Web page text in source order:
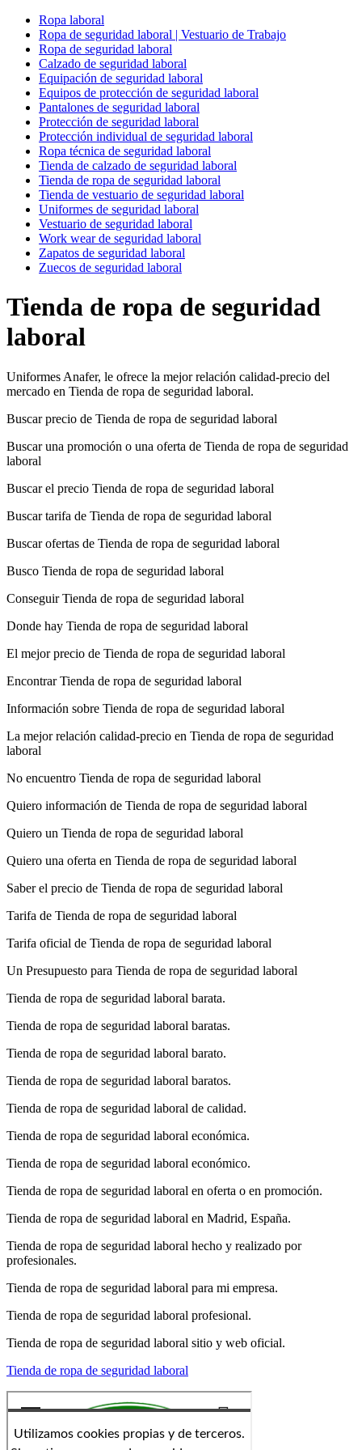
Ropa laboral
Ropa de seguridad laboral | Vestuario de Trabajo
Ropa de seguridad laboral
Calzado de seguridad laboral
Equipación de seguridad laboral
Equipos de protección de seguridad laboral
Pantalones de seguridad laboral
Protección de seguridad laboral
Protección individual de seguridad laboral
Ropa técnica de seguridad laboral
Tienda de calzado de seguridad laboral
Tienda de ropa de seguridad laboral
Tienda de vestuario de seguridad laboral
Uniformes de seguridad laboral
Vestuario de seguridad laboral
Work wear de seguridad laboral
Zapatos de seguridad laboral
Zuecos de seguridad laboral
Tienda de ropa de seguridad
laboral
Uniformes Anafer, le ofrece la mejor relación calidad-precio del
mercado en Tienda de ropa de seguridad laboral.
Buscar precio de Tienda de ropa de seguridad laboral
Buscar una promoción o una oferta de Tienda de ropa de seguridad
laboral
Buscar el precio Tienda de ropa de seguridad laboral
Buscar tarifa de Tienda de ropa de seguridad laboral
Buscar ofertas de Tienda de ropa de seguridad laboral
Busco Tienda de ropa de seguridad laboral
Conseguir Tienda de ropa de seguridad laboral
Donde hay Tienda de ropa de seguridad laboral
El mejor precio de Tienda de ropa de seguridad laboral
Encontrar Tienda de ropa de seguridad laboral
Información sobre Tienda de ropa de seguridad laboral
La mejor relación calidad-precio en Tienda de ropa de seguridad
laboral
No encuentro Tienda de ropa de seguridad laboral
Quiero información de Tienda de ropa de seguridad laboral
Quiero un Tienda de ropa de seguridad laboral
Quiero una oferta en Tienda de ropa de seguridad laboral
Saber el precio de Tienda de ropa de seguridad laboral
Tarifa de Tienda de ropa de seguridad laboral
Tarifa oficial de Tienda de ropa de seguridad laboral
Un Presupuesto para Tienda de ropa de seguridad laboral
Tienda de ropa de seguridad laboral barata.
Tienda de ropa de seguridad laboral baratas.
Tienda de ropa de seguridad laboral barato.
Tienda de ropa de seguridad laboral baratos.
Tienda de ropa de seguridad laboral de calidad.
Tienda de ropa de seguridad laboral económica.
Tienda de ropa de seguridad laboral económico.
Tienda de ropa de seguridad laboral en oferta o en promoción.
Tienda de ropa de seguridad laboral en Madrid, España.
Tienda de ropa de seguridad laboral hecho y realizado por
profesionales.
Tienda de ropa de seguridad laboral para mi empresa.
Tienda de ropa de seguridad laboral profesional.
Tienda de ropa de seguridad laboral sitio y web oficial.
Tienda de ropa de seguridad laboral